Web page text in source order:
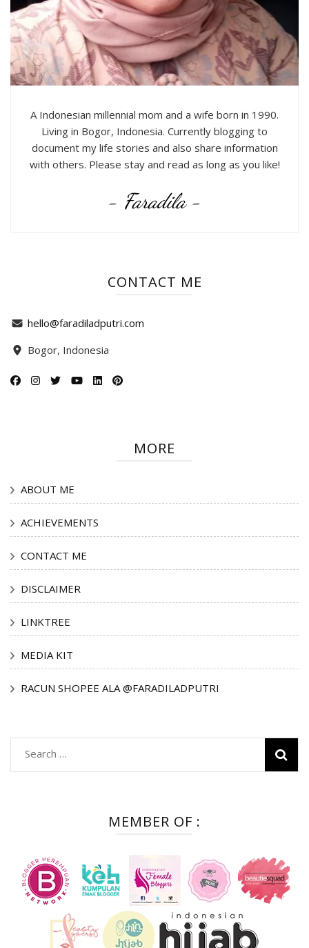
A Indonesian millennial mom and a wife born in 1990.
Living in Bogor, Indonesia. Currently blogging to
document my life stories and also share information
with others. Please stay and read as long as you like!
- Faradila -
CONTACT ME
hello@faradiladputri.com
Bogor, Indonesia
MORE
ABOUT ME
ACHIEVEMENTS
CONTACT ME
DISCLAIMER
LINKTREE
MEDIA KIT
RACUN SHOPEE ALA @FARADILADPUTRI
Search
for:
MEMBER OF :